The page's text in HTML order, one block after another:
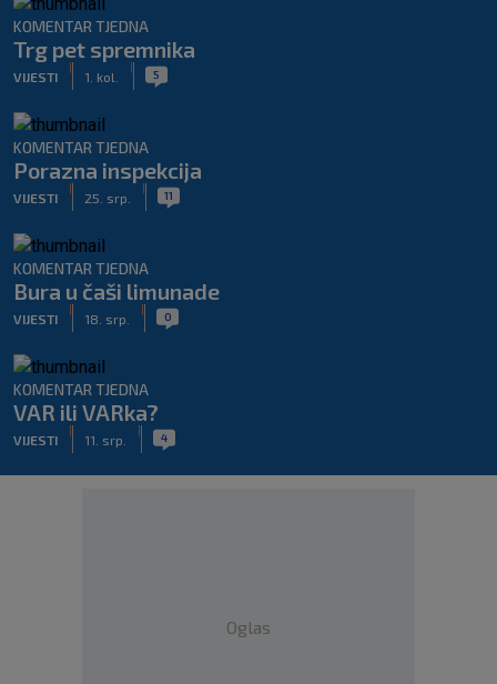
KOMENTAR TJEDNA
Trg pet spremnika
VIJESTI 1. kol. 5
KOMENTAR TJEDNA
Porazna inspekcija
VIJESTI 25. srp. 11
KOMENTAR TJEDNA
Bura u čaši limunade
VIJESTI 18. srp. 0
KOMENTAR TJEDNA
VAR ili VARka?
VIJESTI 11. srp. 4
Oglas